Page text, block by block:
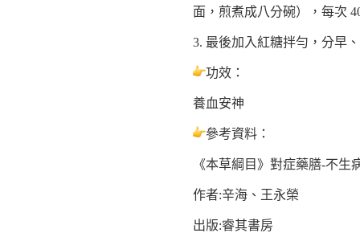
面，煎煮成八分碗），每次
3. 最後加入紅糖拌勻，分早
功效：
養血安神
參考資料：
《本草綱目》對症藥膳-不生
作者:辛海、王永榮
出版:睿其書房